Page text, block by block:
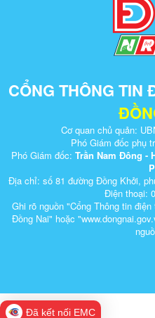
CỔNG THÔNG TIN
Cơ quan chủ quản:
Phó Giám đốc phụ
Phó Giám đốc: Trần Nam Đông -
Địa chỉ: số 81 đường Đồng Khởi,
Điện thoại:
Ghi rõ nguồn "Cổng Thông tin
Đồng Nai" hoặc
Đã kết nối EMC